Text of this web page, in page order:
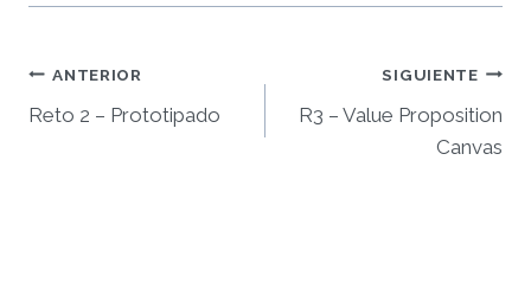
Navegación
de
ANTERIOR
Reto 2 – Prototipado
SIGUIENTE
R3 – Value Proposition
Canvas